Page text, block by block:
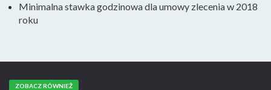
Minimalna stawka godzinowa dla umowy zlecenia w 2018
roku
ZOBACZ RÓWNIEŻ